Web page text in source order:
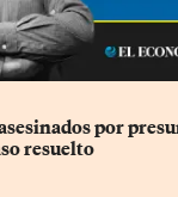
por
resuelto